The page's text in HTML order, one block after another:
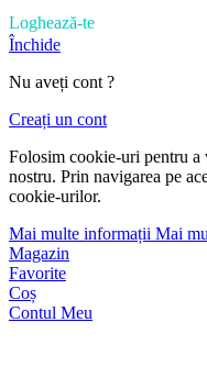
Loghează-te
Închide
Nu aveți cont ?
Creați un cont
Folosim cookie-uri pentru a
nostru. Prin navigarea pe
cookie-urilor.
Mai multe informații Mai
Magazin
Favorite
Coș
Contul Meu